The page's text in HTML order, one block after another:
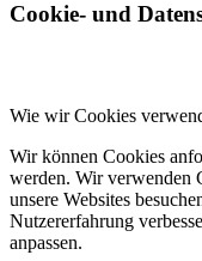
Cookie- und
Wie wir Cookies
Wir können Cookies
werden. Wir verwenden
unsere Websites
Nutzererfahrung
anpassen.